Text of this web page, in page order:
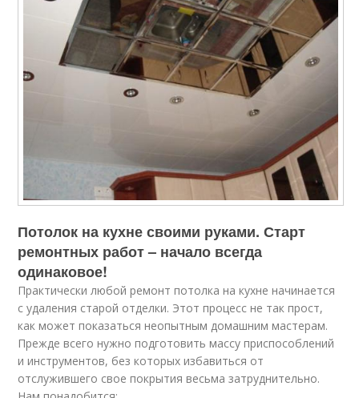
Потолок на кухне своими руками. Старт
ремонтных работ – начало всегда
одинаковое!
Практически любой ремонт потолка на кухне начинается
с удаления старой отделки. Этот процесс не так прост,
как может показаться неопытным домашним мастерам.
Прежде всего нужно подготовить массу приспособлений
и инструментов, без которых избавиться от
отслужившего свое покрытия весьма затруднительно.